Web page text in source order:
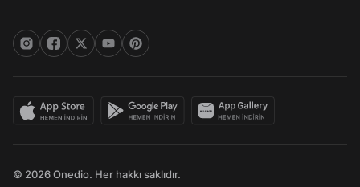
© 2026 Onedio. Her hakkı saklıdır.